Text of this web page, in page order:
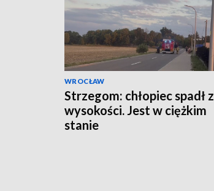
WROCŁAW
Strzegom: chłopiec spadł z
wysokości. Jest w ciężkim
stanie